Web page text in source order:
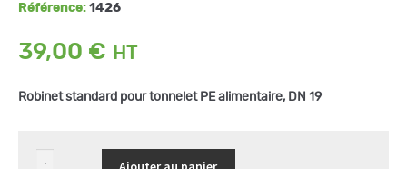
Référence: 1426
39,00 €
Robinet standard pour tonnelet PE alimentaire, DN 19
quantité